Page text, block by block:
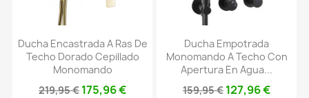
Ducha Encastrada A Ras De
Techo Dorado Cepillado
Monomando
219,95 € 175,96 €
Ducha Empotrada
Monomando A Techo Con
Apertura En Agua...
159,95 € 127,96 €